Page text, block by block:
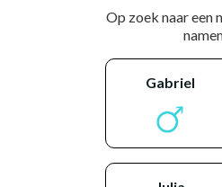
Op zoek naar een
gabriel